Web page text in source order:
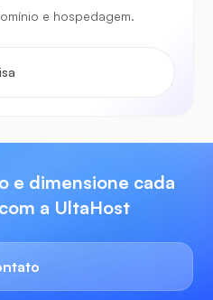
e hospedagem.
e dimensione cada
a UltaHost